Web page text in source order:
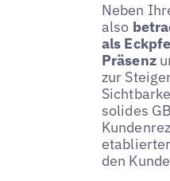
Neben
also
als
Präsenz
zur
solides
den